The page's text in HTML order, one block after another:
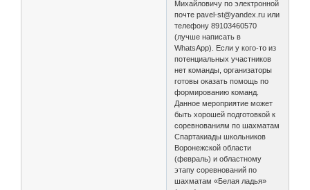
Михайловичу по электронной
почте pavel-st@yandex.ru или
телефону 89103460570
(лучше написать в
WhatsApp). Если у кого-то из
потенциальных участников
нет команды, организаторы
готовы оказать помощь по
формированию команд.
Данное мероприятие может
быть хорошей подготовкой к
соревнованиям по шахматам
Спартакиады школьников
Воронежской области
(февраль) и областному
этапу соревнований по
шахматам «Белая ладья»